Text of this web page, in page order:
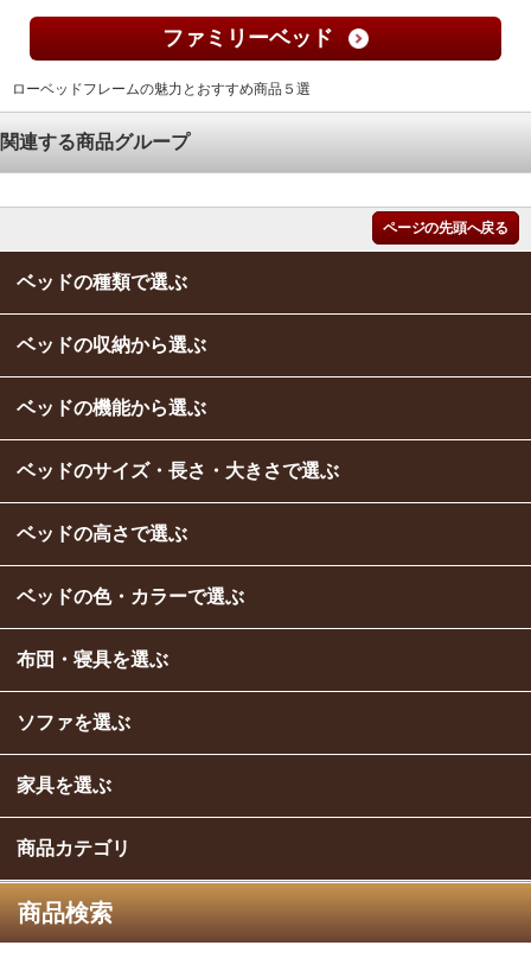
ファミリーベッド
ローベッドフレームの魅力とおすすめ商品５選
関連する商品グループ
ページの先頭へ戻る
ベッドの種類で選ぶ
ベッドの収納から選ぶ
ベッドの機能から選ぶ
ベッドのサイズ・長さ・大きさで選ぶ
ベッドの高さで選ぶ
ベッドの色・カラーで選ぶ
布団・寝具を選ぶ
ソファを選ぶ
家具を選ぶ
商品カテゴリ
商品検索